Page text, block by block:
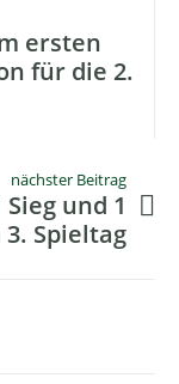
ersten
für die 2.
nächster Beitrag
und 1
Spieltag